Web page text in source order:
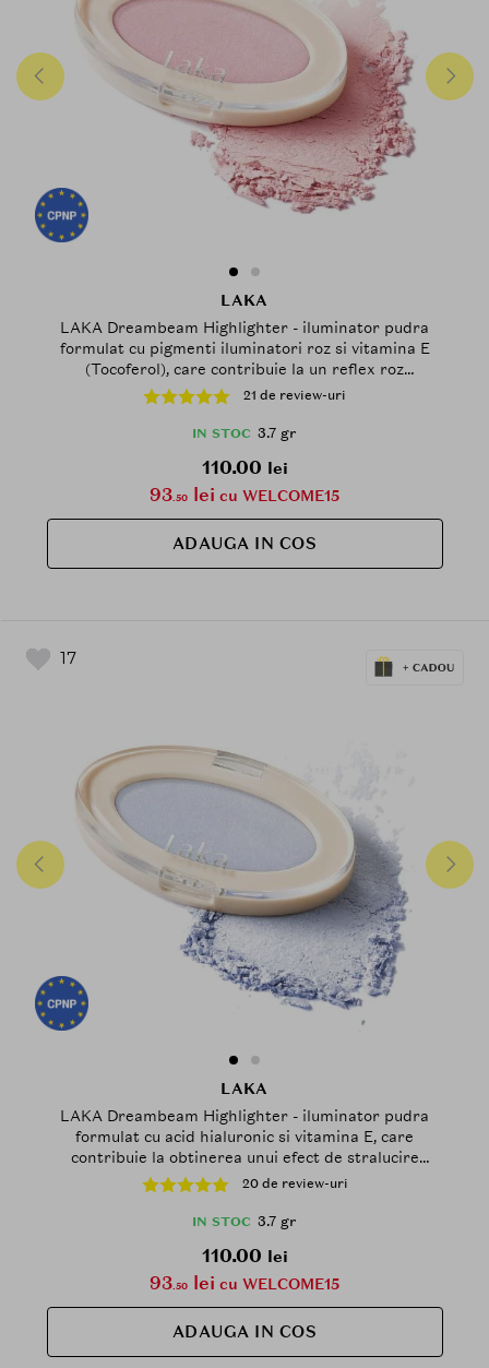
LAKA
LAKA Dreambeam Highlighter - iluminator pudra
formulat cu pigmenti iluminatori roz si vitamina E
(Tocoferol), care contribuie la un reflex roz
trandafiriu si la mentinerea confortului pe piele - 3.7
gr - 02 Pink Beam
21 de review-uri
IN STOC 3.7 gr
110.00 lei
93.50 lei cu WELCOME15
ADAUGA IN COS
17
LAKA
LAKA Dreambeam Highlighter - iluminator pudra
formulat cu acid hialuronic si vitamina E, care
contribuie la obtinerea unui efect de stralucire
translucida si la mentinerea confortului pielii - 3.7 gr
- 03 Water Beam
20 de review-uri
IN STOC 3.7 gr
110.00 lei
93.50 lei cu WELCOME15
ADAUGA IN COS